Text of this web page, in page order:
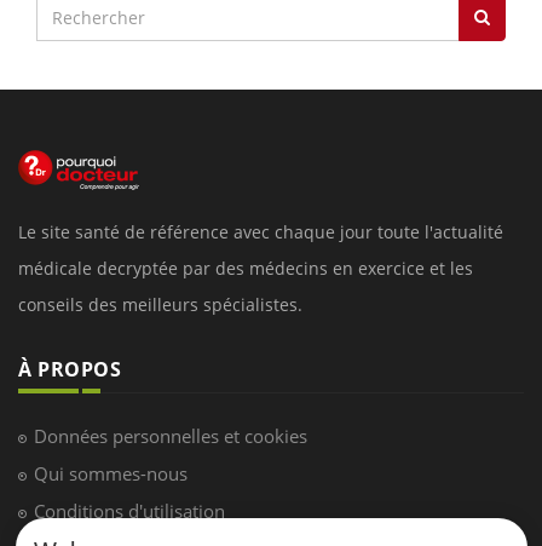
Le site santé de référence avec chaque jour toute l'actualité
médicale decryptée par des médecins en exercice et les
conseils des meilleurs spécialistes.
À PROPOS
Données personnelles et cookies
Qui sommes-nous
Conditions d'utilisation